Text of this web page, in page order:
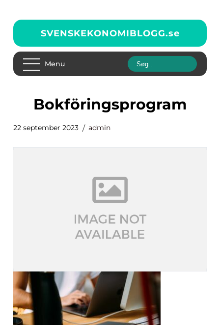
SVENSKEKONOMIBLOGG.se
Menu
bokföringsprogram
22 september 2023 admin